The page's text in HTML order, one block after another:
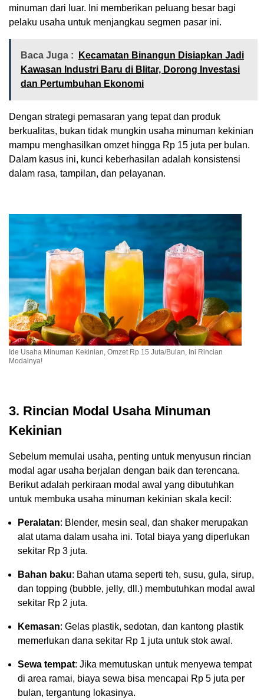
minuman dari luar. Ini memberikan peluang besar bagi
pelaku usaha untuk menjangkau segmen pasar ini.
Baca Juga :
Kecamatan Binangun Disiapkan Jadi
Kawasan Industri Baru di Blitar, Dorong Investasi
dan Pertumbuhan Ekonomi
Dengan strategi pemasaran yang tepat dan produk
berkualitas, bukan tidak mungkin usaha minuman kekinian
mampu menghasilkan omzet hingga Rp 15 juta per bulan.
Dalam kasus ini, kunci keberhasilan adalah konsistensi
dalam rasa, tampilan, dan pelayanan.
Ide Usaha Minuman Kekinian, Omzet Rp 15 Juta/Bulan, Ini Rincian
Modalnya!
3. Rincian Modal Usaha Minuman
Kekinian
Sebelum memulai usaha, penting untuk menyusun rincian
modal agar usaha berjalan dengan baik dan terencana.
Berikut adalah perkiraan modal awal yang dibutuhkan
untuk membuka usaha minuman kekinian skala kecil:
Peralatan: Blender, mesin seal, dan shaker merupakan
alat utama dalam usaha ini. Total biaya yang diperlukan
sekitar Rp 3 juta.
Bahan baku: Bahan utama seperti teh, susu, gula, sirup,
dan topping (bubble, jelly, dll.) membutuhkan modal awal
sekitar Rp 2 juta.
Kemasan: Gelas plastik, sedotan, dan kantong plastik
memerlukan dana sekitar Rp 1 juta untuk stok awal.
Sewa tempat: Jika memutuskan untuk menyewa tempat
di area ramai, biaya sewa bisa mencapai Rp 5 juta per
bulan, tergantung lokasinya.